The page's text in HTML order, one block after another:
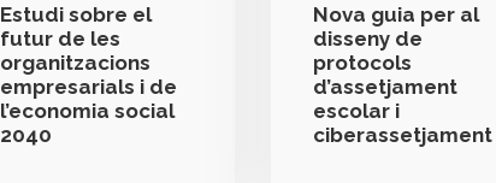
Estudi sobre el
futur de les
organitzacions
empresarials i de
l’economia social
2040
Nova guia per al
disseny de
protocols
d’assetjament
escolar i
ciberassetjament